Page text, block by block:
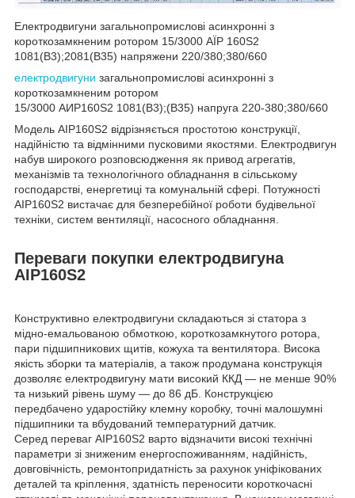
Електродвигуни загальнопромислові асинхронні з
короткозамкненим ротором 15/3000 АЇР 160S2
1081(B3);2081(B35) напряжени 220/380;380/660
електродвигуни загальнопромислові асинхронні з
короткозамкненим ротором
15/3000 АИР160Ѕ2 1081(B3);(B35) напруга 220-380;380/660
Модель АІР160S2 відрізняється простотою конструкції,
надійністю та відмінними пусковими якостями. Електродвигун
набув широкого розповсюдження як привод агрегатів,
механізмів та технологічного обладнання в сільському
господарстві, енергетиці та комунальній сфері. Потужності
АІР160S2 вистачає для безперебійної роботи будівельної
техніки, систем вентиляції, насосного обладнання.
Переваги покупки електродвигуна
АІР160S2
Конструктивно електродвигуни складаються зі статора з
мідно-емальованою обмоткою, короткозамкнутого ротора,
пари підшипникових щитів, кожуха та вентилятора. Висока
якість зборки та матеріалів, а також продумана конструкція
дозволяє електродвигуну мати високий ККД — не менше 90%
та низький рівень шуму — до 86 дБ. Конструкцією
передбачено ударостійку клемну коробку, точні малошумні
підшипники та вбудований температурний датчик.
Серед переваг АІР160S2 варто відзначити високі технічні
параметри зі зниженим енергоспоживанням, надійність,
довговічність, ремонтопридатність за рахунок уніфікованих
деталей та кріплення, здатність переносити короткочасні